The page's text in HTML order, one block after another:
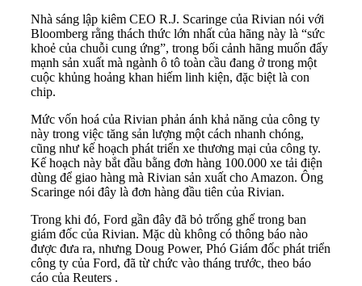
Nhà sáng lập kiêm CEO R.J. Scaringe của Rivian nói với
Bloomberg rằng thách thức lớn nhất của hãng này là “sức
khoẻ của chuỗi cung ứng”, trong bối cảnh hãng muốn đẩy
mạnh sản xuất mà ngành ô tô toàn cầu đang ở trong một
cuộc khủng hoảng khan hiếm linh kiện, đặc biệt là con
chip.
Mức vốn hoá của Rivian phản ánh khả năng của công ty
này trong việc tăng sản lượng một cách nhanh chóng,
cũng như kế hoạch phát triển xe thương mại của công ty.
Kế hoạch này bắt đầu bằng đơn hàng 100.000 xe tải điện
dùng để giao hàng mà Rivian sản xuất cho Amazon. Ông
Scaringe nói đây là đơn hàng đầu tiên của Rivian.
Trong khi đó, Ford gần đây đã bỏ trống ghế trong ban
giám đốc của Rivian. Mặc dù không có thông báo nào
được đưa ra, nhưng Doug Power, Phó Giám đốc phát triển
công ty của Ford, đã từ chức vào tháng trước, theo báo
cáo của Reuters .